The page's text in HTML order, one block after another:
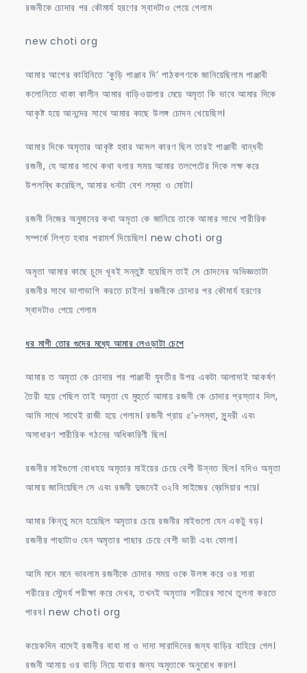
স্বাদটাও
গেলাম
রজনীকে চোদার পর কৌমার্য হরণের স্বাদটাও পেয়ে গেলাম
new choti org
আমার আগের কাহিনিতে ‘কুড়ি পাঞ্জাব দি’ পাঠকগণকে জানিয়েছিলাম পাঞ্জাবী
কলোনিতে থাকা কালীন আমার বাড়িওয়ালার মেয়ে অমৃতা কি ভাবে আমার দিকে
আকৃষ্ট হয়ে আনন্দের সাথে আমার কাছে উলঙ্গ চোদন খেয়েছিল।
আমার দিকে অমৃতার আকৃষ্ট হবার আসল কারণ ছিল তারই পাঞ্জাবী বান্ধবী
রজনী, যে আমার সাথে কথা বলার সময় আমার তলপেটের দিকে লক্ষ করে
উপলব্ধি করেছিল, আমার ধনটা বেশ লম্বা ও মোটা।
রজনী নিজের অনুমানের কথা অমৃতা কে জানিয়ে তাকে আমার সাথে শারীরিক
সম্পর্কে লিপ্ত হবার পরামর্শ দিয়েছিল। new choti org
অমৃতা আমার কাছে চুদে খূবই সন্তুষ্ট হয়েছিল তাই সে চোদনের অভিজ্ঞতাটা
রজনীর সাথে ভাগাভাগি করতে চাইল। রজনীকে চোদার পর কৌমার্য হরণের
স্বাদটাও পেয়ে গেলাম
ধর মাগী তোর গুদের মধ্যে আমার লেওড়াটা চেপে
আমার ত অমৃতা কে চোদার পর পাঞ্জাবী যুবতীর উপর একটা আলাদাই আকর্ষণ
তৈরী হয়ে গেছিল তাই অমৃতা যে মুহুর্তে আমায় রজনী কে চোদার প্রস্তাব দিল,
আমি সাথে সাথেই রাজী হয়ে গেলাম। রজনী প্রায় ৫’৮লম্বা, সুন্দরী এবং
অসাধারণ শারীরিক গঠনের অধিকারিণী ছিল।
রজনীর মাইগুলো বোধহয় অমৃতার মাইয়ের চেয়ে বেশী উন্নত ছিল। যদিও অমৃতা
আমায় জানিয়েছিল সে এবং রজনী দুজনেই ৩২বি সাইজের ব্রেসিয়ার পরে।
আমার কিন্তু মনে হয়েছিল অমৃতার চেয়ে রজনীর মাইগুলো যেন একটু বড়।
রজনীর পাছাটাও যেন অমৃতার পাছার চেয়ে বেশী ভারী এবং ফোলা।
আমি মনে মনে ভাবলাম রজনীকে চোদার সময় ওকে উলঙ্গ করে ওর সারা
শরীরের সৌন্দর্য পরীক্ষা করে দেখব, তখনই অমৃতার শরীরের সাথে তুলনা করতে
পারব। new choti org
কয়েকদিন বাদেই রজনীর বাবা মা ও দাদা সারাদিনের জন্য বাড়ির বাহিরে গেল।
রজনী আমায় ওর বাড়ি নিয়ে যাবার জন্য অমৃতাকে অনুরোধ করল।